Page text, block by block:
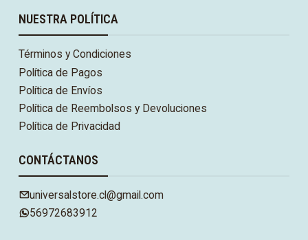
NUESTRA POLÍTICA
Términos y Condiciones
Política de Pagos
Política de Envíos
Política de Reembolsos y Devoluciones
Política de Privacidad
CONTÁCTANOS
universalstore.cl@gmail.com
56972683912